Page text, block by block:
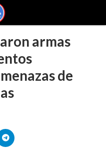
armas
de